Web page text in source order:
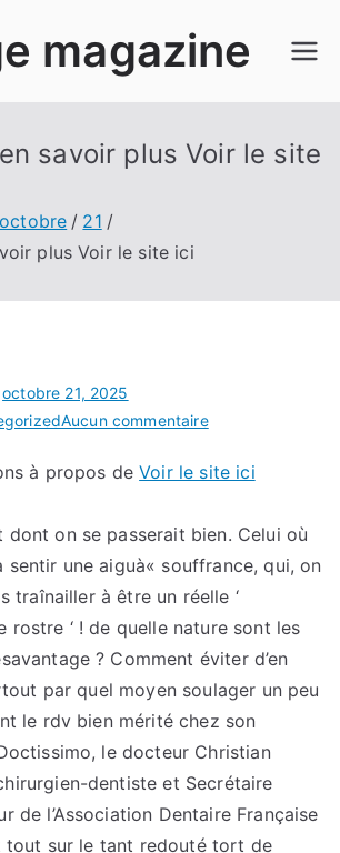
magazine
savoir plus Voir le site
octobre
21
plus Voir le site ici
octobre 21, 2025
Aucun commentairesur
allez
savoir
plus
Voir
ici
à propos deVoir le site ici
dont on se passerait bien. Celui où
sentir une aiguà« souffrance, qui, on
traînailler à être un réelle ‘
rostre ‘ ! de quelle nature sont les
? Comment éviter d’en
par quel moyen soulager un peu
le rdv bien mérité chez son
le docteur Christian
dentiste et Secrétaire
de l’Association Dentaire Française
tout sur le tant redouté tort de